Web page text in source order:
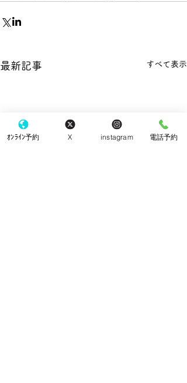
最新記事 すべて表示
ｵﾝﾗｲﾝ予約 X instagram 電話予約